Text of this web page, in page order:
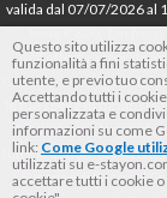
valida dal 07/07/2026 al
dell’offerta azzerati.
Consumatore € 920.
le tue spese in modo
Findomestic ti ricorda,
tutte le condizioni
Europee di Base sul
Questo sito utilizza
funzionalità a fini
utente, e previo tuo
Accettando tutti i
personalizzata e
informazioni su come
link: Come Google
utilizzati su e-
accettare tutti i cookie